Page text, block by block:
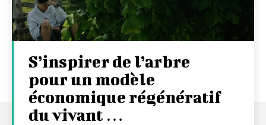
S’inspirer de l’arbre
pour un modèle
économique régénératif
du vivant …